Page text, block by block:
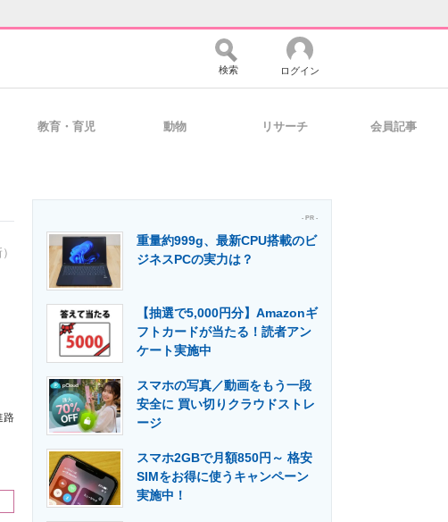
ーダーのコミュニティ マーケ×ITの今がよく分かる
のIT導入・活用を支援
ギーの専門メディア 建設×テクノロジーの最前線
検索 ログイン
教育・育児 動物 リサーチ 会員記事
路
- PR -
重量約999g、最新CPU搭載のビ
ジネスPCの実力は？
【抽選で5,000円分】Amazonギ
フトカードが当たる！読者アン
ケート実施中
スマホの写真／動画をもう一段
安全に 買い切りクラウドストレ
ージ
スマホ2GBで月額850円～ 格安
SIMをお得に使うキャンペーン
実施中！